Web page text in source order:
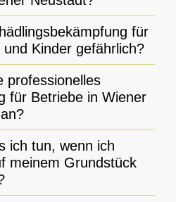
für
und Kinder gefährlich?
professionelles
für Betriebe in Wiener
ich tun, wenn ich
meinem Grundstück